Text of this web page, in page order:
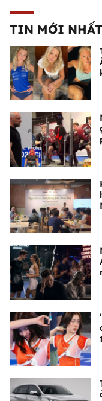
TIN MỚI NHẤT